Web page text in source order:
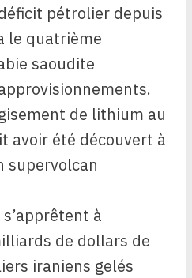
pétrolier depuis
le quatrième
saoudite
de lithium au
avoir été découvert à
supervolcan
à
de dollars de
iraniens gelés